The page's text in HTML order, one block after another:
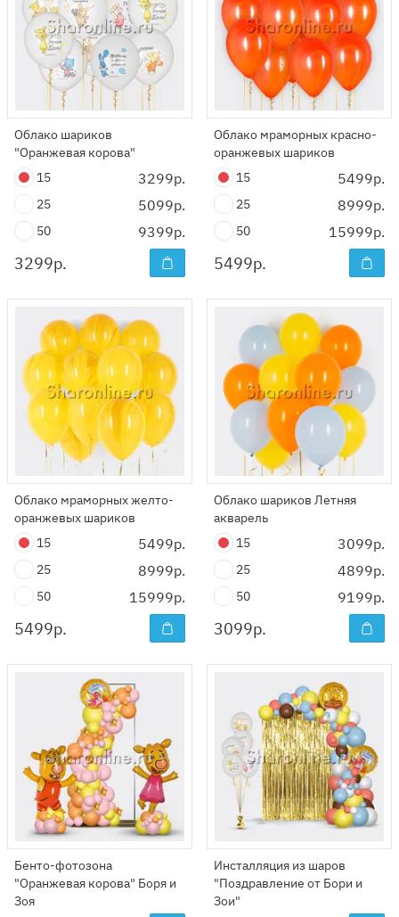
Облако шариков
"Оранжевая корова"
15
3299р.
25 5099р.
50 9399р.
3299р.
Облако мраморных красно-
оранжевых шариков
15
5499р.
25 8999р.
50 15999р.
5499р.
Облако мраморных желто-
оранжевых шариков
15
5499р.
25 8999р.
50 15999р.
5499р.
Облако шариков Летняя
акварель
15
3099р.
25 4899р.
50 9199р.
3099р.
Бенто-фотозона
"Оранжевая корова" Боря и
Зоя
Инсталляция из шаров
"Поздравление от Бори и
Зои"